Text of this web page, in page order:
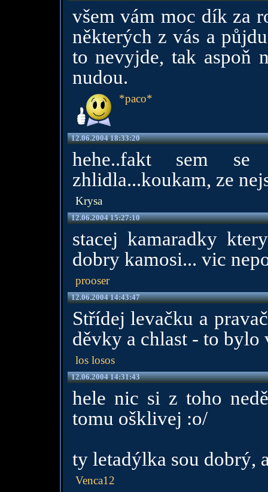
všem vám moc dík za
některých z vás a
to nevyjde, tak aspoň
nudou.
*paco*
12.06.2004 18:33:20
hehe..fakt sem
zhlidla...koukam, ze
Krysa
12.06.2004 15:27:10
stacej kamaradky
dobry kamosi... vic
prooser
12.06.2004 14:43:47
Střídej levačku a
děvky a chlast - to
los losos
12.06.2004 14:31:43
hele nic si z toho
tomu ošklivej :o/
ty letadýlka sou dobrý,
Venca12